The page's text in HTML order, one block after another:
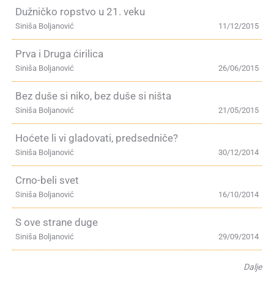
Dužničko ropstvo u 21. veku
11/12/2015
Siniša Boljanović
Prva i Druga ćirilica
26/06/2015
Siniša Boljanović
Bez duše si niko, bez duše si ništa
21/05/2015
Siniša Boljanović
Hoćete li vi gladovati, predsedniče?
30/12/2014
Siniša Boljanović
Crno-beli svet
16/10/2014
Siniša Boljanović
S ove strane duge
29/09/2014
Siniša Boljanović
Dalje